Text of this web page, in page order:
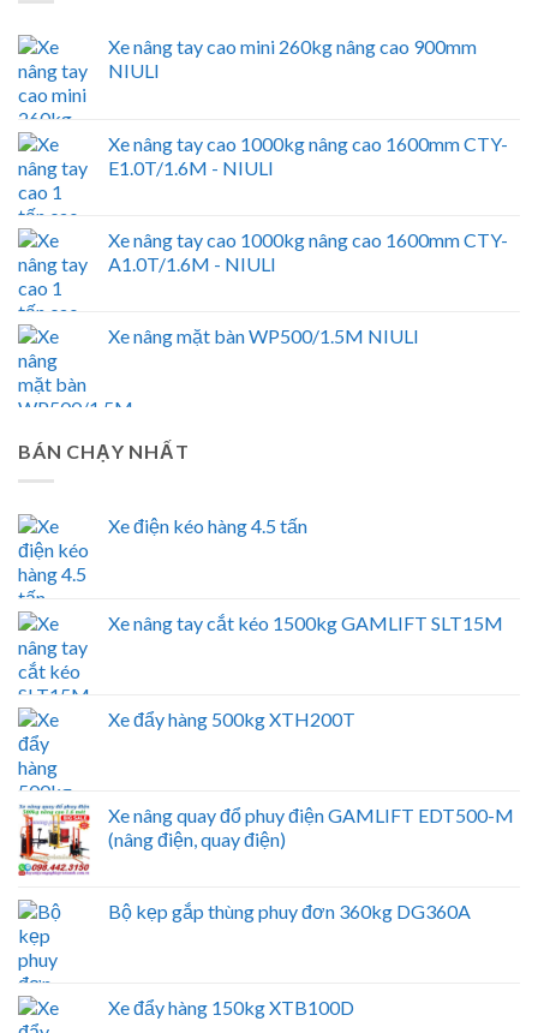
Xe nâng tay cao mini 260kg nâng cao 900mm
NIULI
Xe nâng tay cao 1000kg nâng cao 1600mm CTY-
E1.0T/1.6M - NIULI
Xe nâng tay cao 1000kg nâng cao 1600mm CTY-
A1.0T/1.6M - NIULI
Xe nâng mặt bàn WP500/1.5M NIULI
BÁN CHẠY NHẤT
Xe điện kéo hàng 4.5 tấn
Xe nâng tay cắt kéo 1500kg GAMLIFT SLT15M
Xe đẩy hàng 500kg XTH200T
Xe nâng quay đổ phuy điện GAMLIFT EDT500-M
(nâng điện, quay điện)
Bộ kẹp gắp thùng phuy đơn 360kg DG360A
Xe đẩy hàng 150kg XTB100D